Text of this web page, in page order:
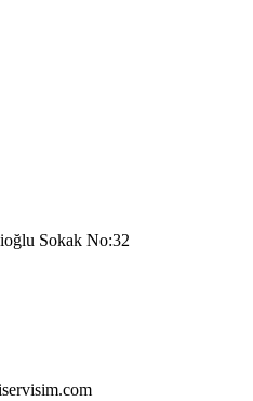
Sokak No:32